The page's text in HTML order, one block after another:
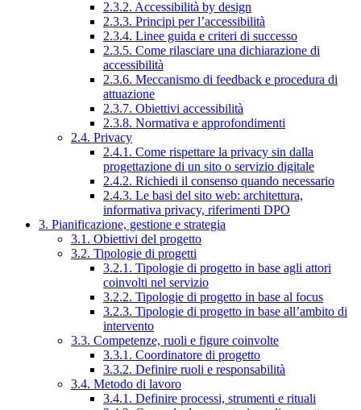
2.3.2. Accessibilità by design
2.3.3. Principi per l’accessibilità
2.3.4. Linee guida e criteri di successo
2.3.5. Come rilasciare una dichiarazione di
accessibilità
2.3.6. Meccanismo di feedback e procedura di
attuazione
2.3.7. Obiettivi accessibilità
2.3.8. Normativa e approfondimenti
2.4. Privacy
2.4.1. Come rispettare la privacy sin dalla
progettazione di un sito o servizio digitale
2.4.2. Richiedi il consenso quando necessario
2.4.3. Le basi del sito web: architettura,
informativa privacy, riferimenti DPO
3. Pianificazione, gestione e strategia
3.1. Obiettivi del progetto
3.2. Tipologie di progetti
3.2.1. Tipologie di progetto in base agli attori
coinvolti nel servizio
3.2.2. Tipologie di progetto in base al focus
3.2.3. Tipologie di progetto in base all’ambito di
intervento
3.3. Competenze, ruoli e figure coinvolte
3.3.1. Coordinatore di progetto
3.3.2. Definire ruoli e responsabilità
3.4. Metodo di lavoro
3.4.1. Definire processi, strumenti e rituali